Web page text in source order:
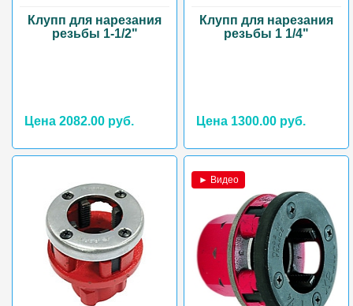
Клупп для нарезания
резьбы 1-1/2"
Цена 2082.00 руб.
Клупп для нарезания
резьбы 1 1/4"
Цена 1300.00 руб.
► Видео